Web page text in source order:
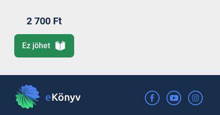
2 700 Ft
Ez jöhet